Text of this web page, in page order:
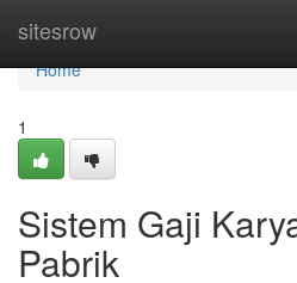
sitesrow
Home
Home
1
Sistem Gaji
Pabrik